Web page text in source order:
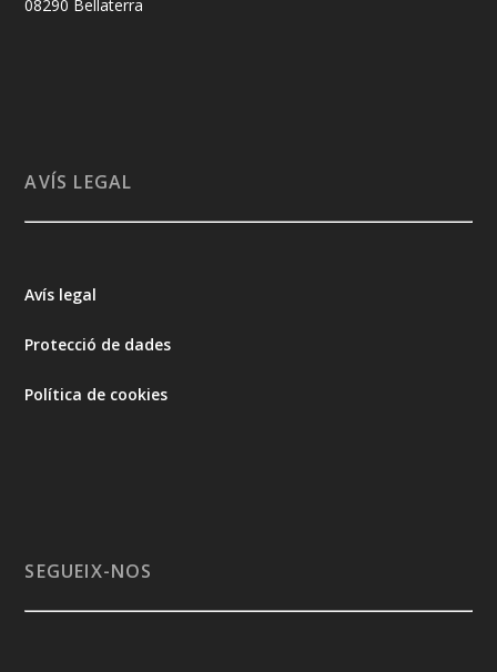
08290 Bellaterra
AVÍS LEGAL
Avís legal
Protecció de dades
Política de cookies
SEGUEIX-NOS